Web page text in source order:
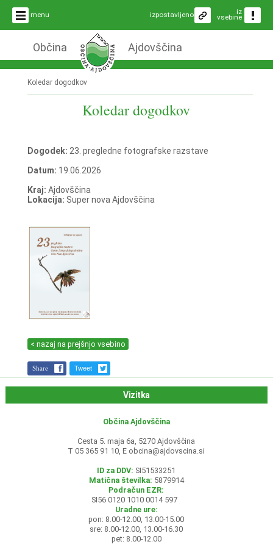
menu iz
vsebine
izpostavljeno
Občina Ajdovščina
Koledar dogodkov
Koledar dogodkov
Dogodek: 23. pregledne fotografske razstave
Datum: 19.06.2026
Kraj: Ajdovščina
Lokacija: Super nova Ajdovščina
< nazaj na prejšnjo vsebino
Share Tweet
Vizitka
Občina Ajdovščina
Cesta 5. maja 6a, 5270 Ajdovščina
T 05 365 91 10, E obcina@ajdovscina.si
ID za DDV: SI51533251
Matična številka: 5879914
Podračun EZR:
SI56 0120 1010 0014 597
Uradne ure:
pon: 8.00-12.00, 13.00-15.00
sre: 8.00-12.00, 13.00-16.30
pet: 8.00-12.00